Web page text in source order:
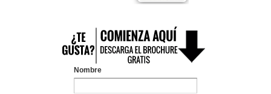
Nombre